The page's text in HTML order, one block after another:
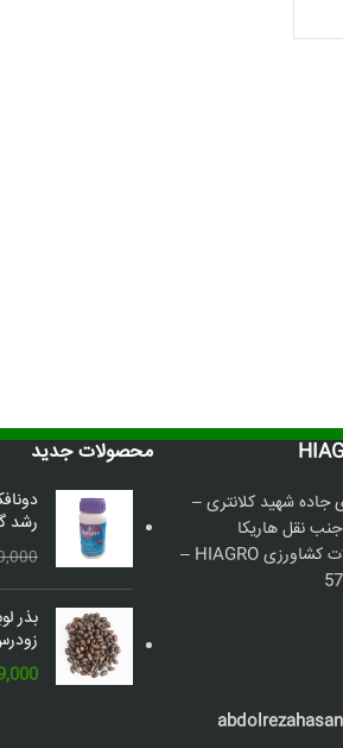
تومان.
جاده شهید کلانتری –
نقل هاریکا
فروشگاه بزرگ محصولات کشاورزی HIAGRO –
محصولات جدید
رشد
بذر